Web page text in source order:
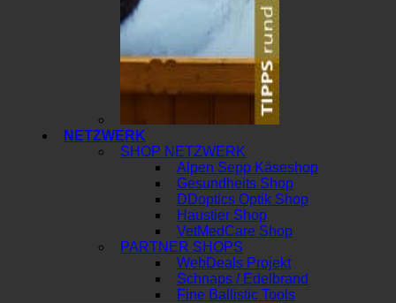
NETZWERK
SHOP NETZWERK
Alpen Sepp Käseshop
Gesundheits Shop
DDoptics Optik Shop
Haustier Shop
VetMedCare Shop
PARTNER SHOPS
WebDeals Projekt
Schnaps / Edelbrand
Fine Ballistic Tools